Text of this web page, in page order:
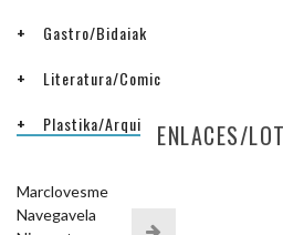
Gastro/Bidaiak
Literatura/Comic
Plastika/ArquitecturaENLACES/
Marclovesme
Navegavela